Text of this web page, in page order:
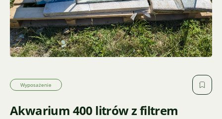
Wyposażenie
Akwarium 400 litrów z filtrem